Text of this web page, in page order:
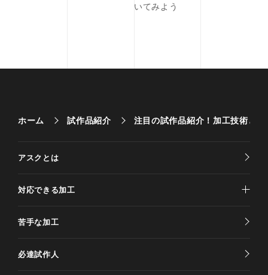
いてみよう
ホーム 試作品紹介 注目の試作品紹介！加工技術と
アスクとは
対応できる加工
苦手な加工
必達試作人